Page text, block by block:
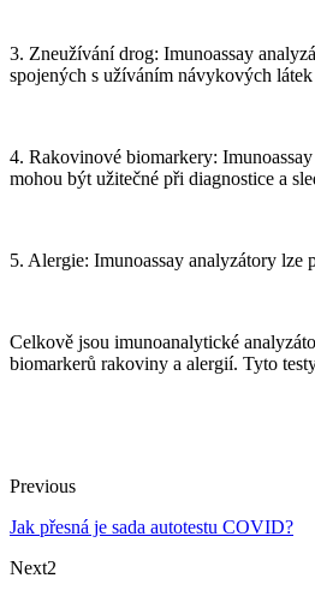
3. Zneužívání drog: Imunoassay
spojených s užíváním návykových
4. Rakovinové biomarkery:
mohou být užitečné při diagnostice a
5. Alergie: Imunoassay analyzátory
Celkově jsou imunoanalytické
biomarkerů rakoviny a alergií. Tyto
Previous
Jak přesná je sada autotestu COVID?
Next2